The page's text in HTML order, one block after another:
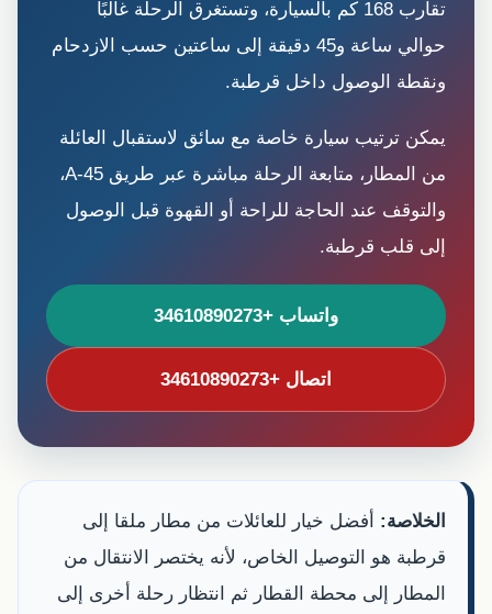
تقارب 168 كم بالسيارة، وتستغرق الرحلة غالبًا
حوالي ساعة و45 دقيقة إلى ساعتين حسب الازدحام
ونقطة الوصول داخل قرطبة.
يمكن ترتيب سيارة خاصة مع سائق لاستقبال العائلة
من المطار، متابعة الرحلة مباشرة عبر طريق A-45،
والتوقف عند الحاجة للراحة أو القهوة قبل الوصول
إلى قلب قرطبة.
واتساب +34610890273
اتصال +34610890273
الخلاصة: أفضل خيار للعائلات من مطار ملقا إلى
قرطبة هو التوصيل الخاص، لأنه يختصر الانتقال من
المطار إلى محطة القطار ثم انتظار رحلة أخرى إلى